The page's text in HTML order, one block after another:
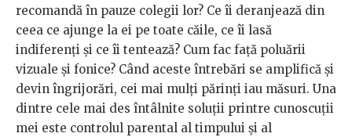
recomandă în pauze colegii lor? Ce îi deranjează din
ceea ce ajunge la ei pe toate căile, ce îi lasă
indiferenți și ce îi tentează? Cum fac față poluării
vizuale și fonice? Când aceste întrebări se amplifică și
devin îngrijorări, cei mai mulți părinți iau măsuri. Una
dintre cele mai des întâlnite soluții printre cunoscuții
mei este controlul parental al timpului și al